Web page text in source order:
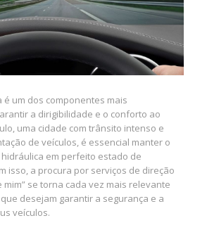
é um dos componentes mais
a dirigibilidade e o conforto ao
uma cidade com trânsito intenso e
de veículos, é essencial manter o
em perfeito estado de
isso, a procura por serviços de direção
mim” se torna cada vez mais relevante
desejam garantir a segurança e a
veículos.